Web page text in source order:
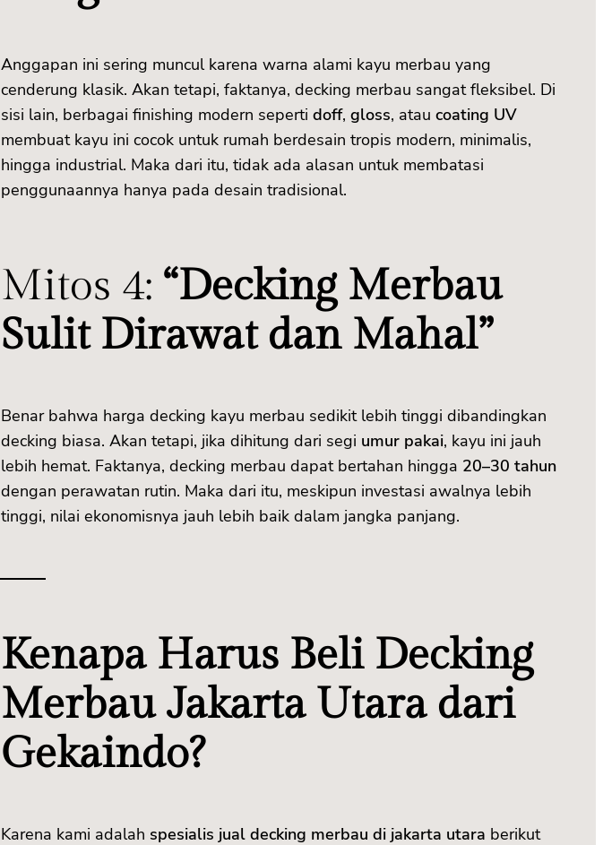
Anggapan ini sering muncul karena warna alami kayu merbau yang
cenderung klasik. Akan tetapi, faktanya, decking merbau sangat fleksibel. Di
sisi lain, berbagai finishing modern seperti doff, gloss, atau coating UV
membuat kayu ini cocok untuk rumah berdesain tropis modern, minimalis,
hingga industrial. Maka dari itu, tidak ada alasan untuk membatasi
penggunaannya hanya pada desain tradisional.
Mitos 4: “Decking Merbau
Sulit Dirawat dan Mahal”
Benar bahwa harga decking kayu merbau sedikit lebih tinggi dibandingkan
decking biasa. Akan tetapi, jika dihitung dari segi umur pakai, kayu ini jauh
lebih hemat. Faktanya, decking merbau dapat bertahan hingga 20–30 tahun
dengan perawatan rutin. Maka dari itu, meskipun investasi awalnya lebih
tinggi, nilai ekonomisnya jauh lebih baik dalam jangka panjang.
Kenapa Harus Beli Decking
Merbau Jakarta Utara dari
Gekaindo?
Karena kami adalah spesialis jual decking merbau di jakarta utara berikut